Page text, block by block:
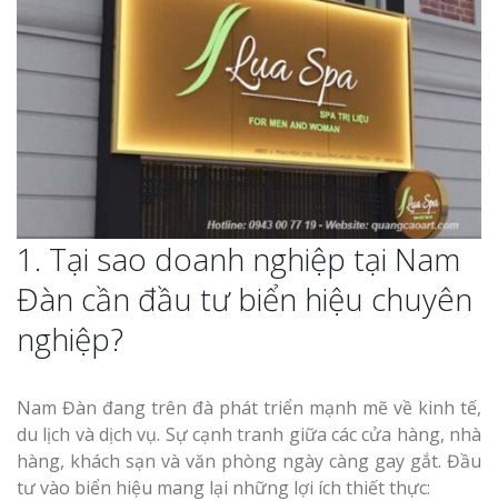
1. Tại sao doanh nghiệp tại Nam
Đàn cần đầu tư biển hiệu chuyên
nghiệp?
Nam Đàn đang trên đà phát triển mạnh mẽ về kinh tế,
du lịch và dịch vụ. Sự cạnh tranh giữa các cửa hàng, nhà
hàng, khách sạn và văn phòng ngày càng gay gắt. Đầu
tư vào biển hiệu mang lại những lợi ích thiết thực:
Làm biển
Nghệ An giá
Thi Công
Nghệ An Nâng Tầm
Hiệu
Làm Hộp
Cáo Tại Vinh Giá Rẻ